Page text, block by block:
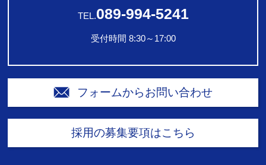
TEL.089-994-5241
受付時間 8:30～17:00
フォームからお問い合わせ
採用の募集要項はこちら